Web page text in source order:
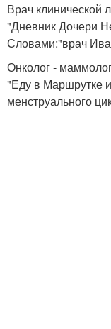
Врач клинической
"Дневник Дочери
Словами:"врач
Онколог -
"Еду в Маршрутке
менструального